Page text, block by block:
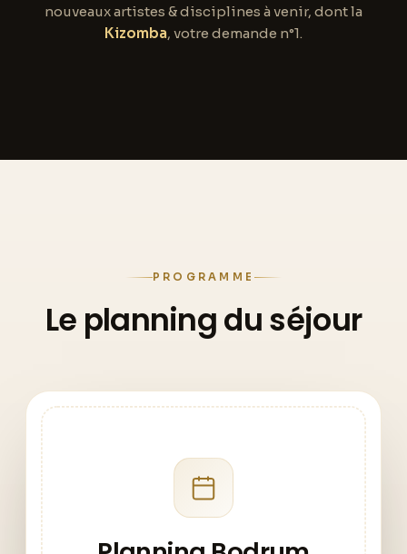
nouveaux artistes & disciplines à venir, dont la
Kizomba, votre demande n°1.
PROGRAMME
Le planning du séjour